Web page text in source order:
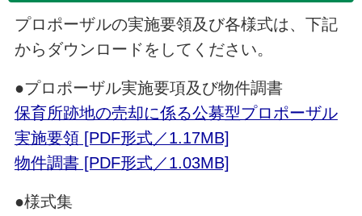
プロポーザルの実施要領及び各様式は、下記
からダウンロードをしてください。
●プロポーザル実施要項及び物件調書
保育所跡地の売却に係る公募型プロポーザル
実施要領 [PDF形式／1.17MB]
物件調書 [PDF形式／1.03MB]
●様式集